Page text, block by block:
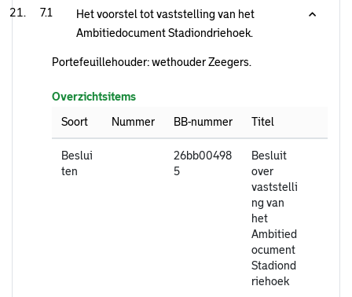
7.1
Het voorstel tot vaststelling van het
Ambitiedocument Stadiondriehoek.
Portefeuillehouder: wethouder Zeegers.
Overzichtsitems
Soort
Nummer BB-nummer Titel
Beslui
ten
26bb00498
5
Besluit
over
vaststelli
ng van
het
Ambitied
ocument
Stadiond
riehoek